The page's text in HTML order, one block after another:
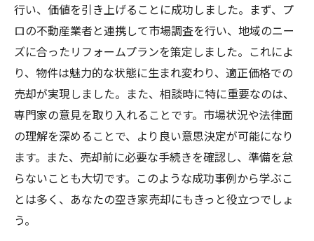
行い、価値を引き上げることに成功しました。まず、プ
ロの不動産業者と連携して市場調査を行い、地域のニー
ズに合ったリフォームプランを策定しました。これによ
り、物件は魅力的な状態に生まれ変わり、適正価格での
売却が実現しました。また、相談時に特に重要なのは、
専門家の意見を取り入れることです。市場状況や法律面
の理解を深めることで、より良い意思決定が可能になり
ます。また、売却前に必要な手続きを確認し、準備を怠
らないことも大切です。このような成功事例から学ぶこ
とは多く、あなたの空き家売却にもきっと役立つでしょ
う。